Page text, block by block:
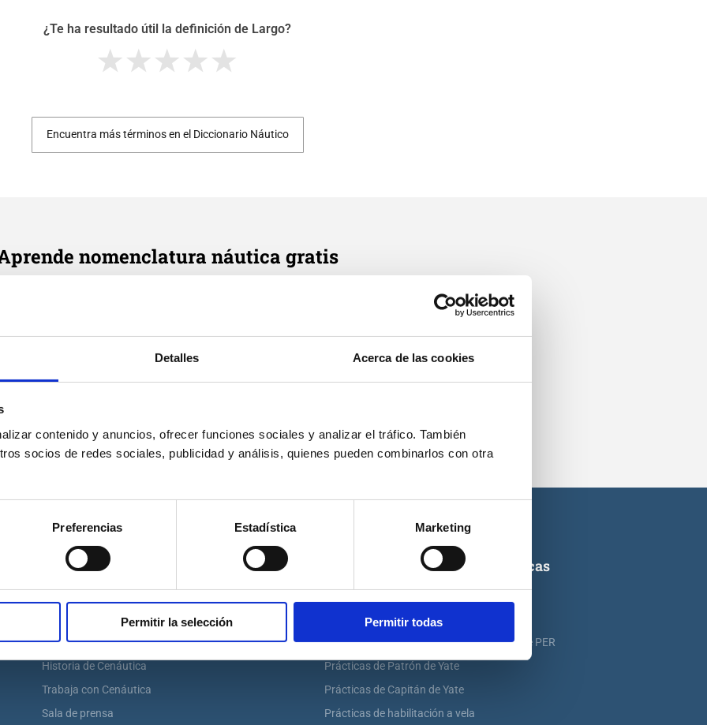
Detalles Acerca de las cookies
contenido y anuncios, ofrecer funciones sociales y analizar el tráfico. También
socios de redes sociales, publicidad y análisis, quienes pueden combinarlos con otra
Preferencias Estadística Marketing
Permitir la selección Permitir todas
¿Te ha resultado útil la definición de Largo?
Encuentra más términos en el Diccionario Náutico
nomenclatura náutica gratis
Email*
Cenáutica
Escuela náutica virtual
Contacta con Cenáutica
Historia de Cenáutica
Trabaja con Cenáutica
Sala de prensa
Prácticas de titulaciones náuticas
Prácticas de PER
Prácticas de ampliación de atribuciones de PER
Prácticas de Patrón de Yate
Prácticas de Capitán de Yate
Prácticas de habilitación a vela